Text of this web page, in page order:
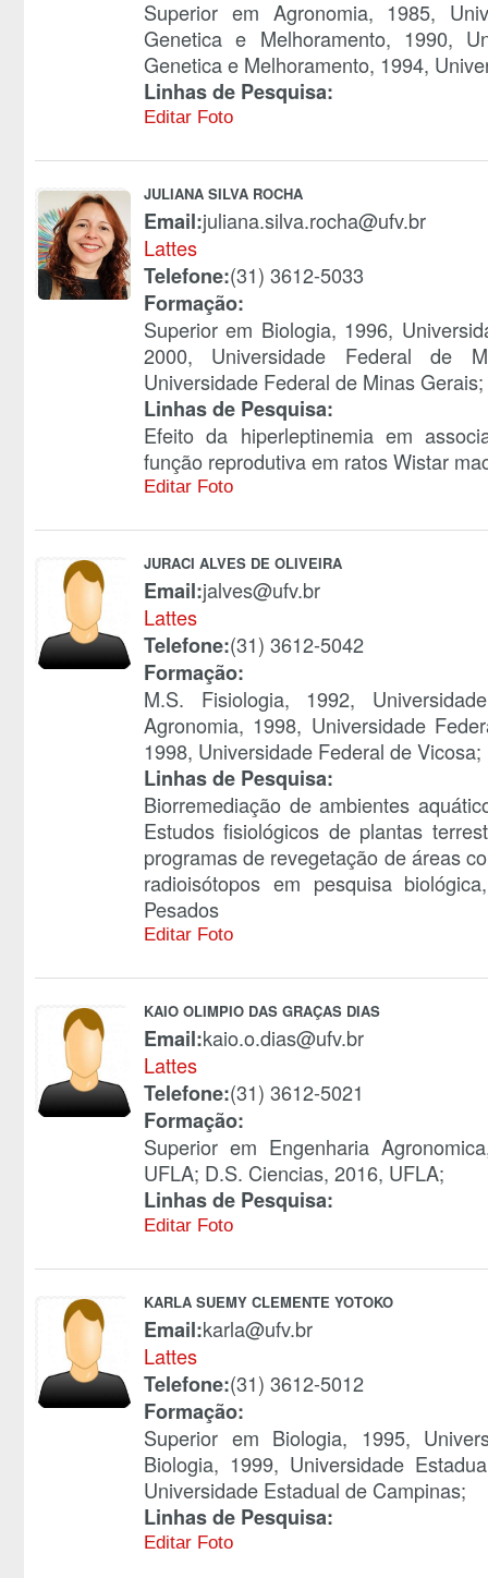
Superior em Agronomia, 1985,
Genetica e Melhoramento, 1990,
Genetica e Melhoramento, 1994,
Linhas de Pesquisa:
Editar Foto
JULIANA SILVA ROCHA
Email:juliana.silva.rocha@ufv.br
Lattes
Telefone:(31) 3612-5033
Formação:
Superior em Biologia, 1996,
2000, Universidade Federal de
Universidade Federal de Minas Gerais;
Linhas de Pesquisa:
Efeito da hiperleptinemia em
função reprodutiva em ratos Wistar
Editar Foto
JURACI ALVES DE OLIVEIRA
Email:jalves@ufv.br
Lattes
Telefone:(31) 3612-5042
Formação:
M.S. Fisiologia, 1992,
Agronomia, 1998, Universidade
1998, Universidade Federal de Vicosa;
Linhas de Pesquisa:
Biorremediação de ambientes
Estudos fisiológicos de plantas
programas de revegetação de áreas
radioisótopos em pesquisa
Pesados
Editar Foto
KAIO OLIMPIO DAS GRAÇAS DIAS
Email:kaio.o.dias@ufv.br
Lattes
Telefone:(31) 3612-5021
Formação:
Superior em Engenharia
UFLA; D.S. Ciencias, 2016, UFLA;
Linhas de Pesquisa:
Editar Foto
KARLA SUEMY CLEMENTE YOTOKO
Email:karla@ufv.br
Lattes
Telefone:(31) 3612-5012
Formação:
Superior em Biologia, 1995,
Biologia, 1999, Universidade
Universidade Estadual de Campinas;
Linhas de Pesquisa:
Editar Foto